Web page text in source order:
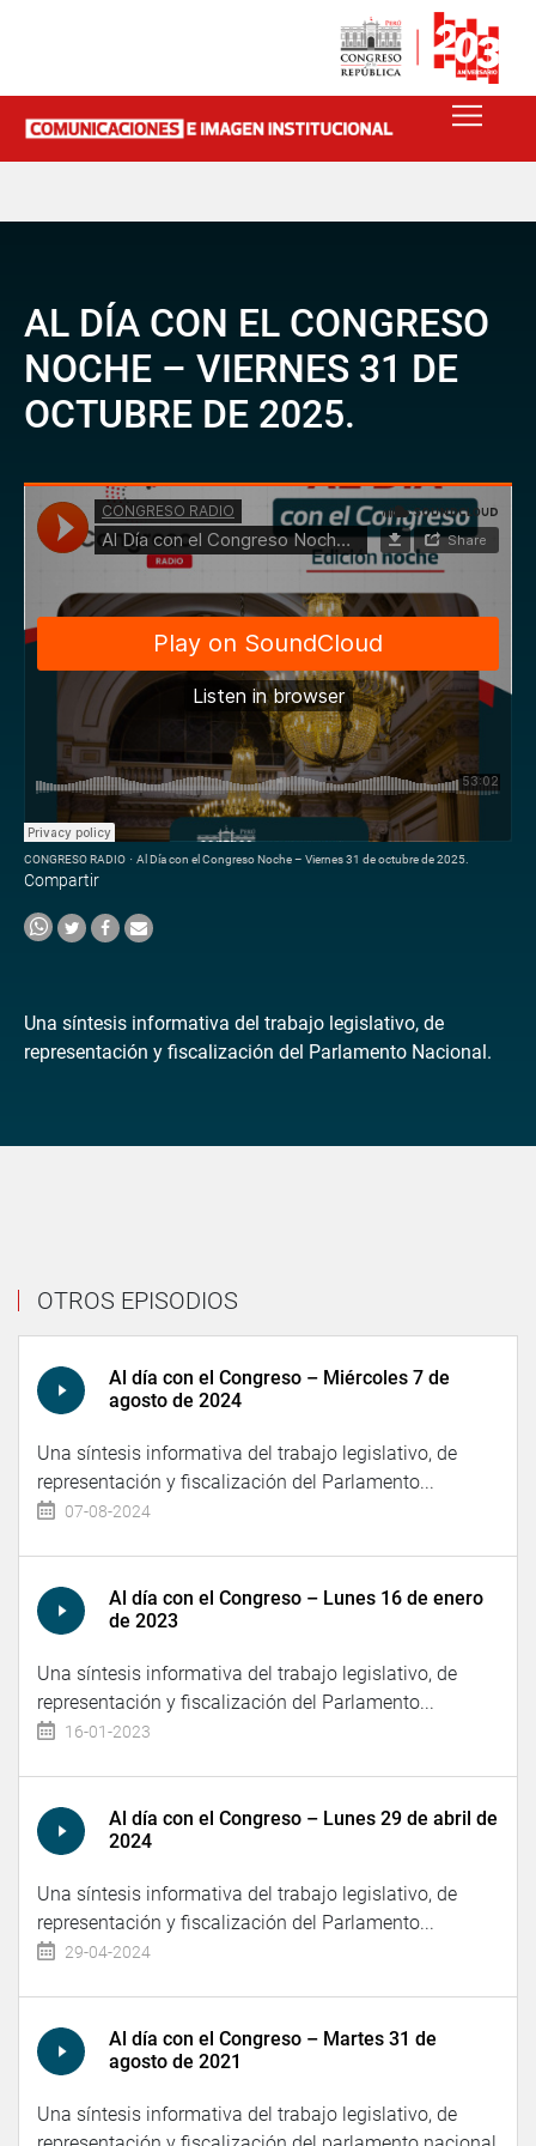
AL DÍA CON EL CONGRESO
NOCHE – VIERNES 31 DE
OCTUBRE DE 2025.
CONGRESO RADIO · Al Día con el Congreso Noche – Viernes 31 de octubre de 2025.
Compartir
Una síntesis informativa del trabajo legislativo, de
representación y fiscalización del Parlamento Nacional.
OTROS EPISODIOS
Al día con el Congreso – Miércoles 7 de
agosto de 2024
Una síntesis informativa del trabajo legislativo, de
representación y fiscalización del Parlamento...
07-08-2024
Al día con el Congreso – Lunes 16 de enero
de 2023
Una síntesis informativa del trabajo legislativo, de
representación y fiscalización del Parlamento...
16-01-2023
Al día con el Congreso – Lunes 29 de abril de
2024
Una síntesis informativa del trabajo legislativo, de
representación y fiscalización del Parlamento...
29-04-2024
Al día con el Congreso – Martes 31 de
agosto de 2021
Una síntesis informativa del trabajo legislativo, de